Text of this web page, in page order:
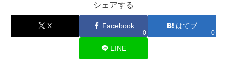
シェアする
X Facebook
0
はてブ
0
LINE